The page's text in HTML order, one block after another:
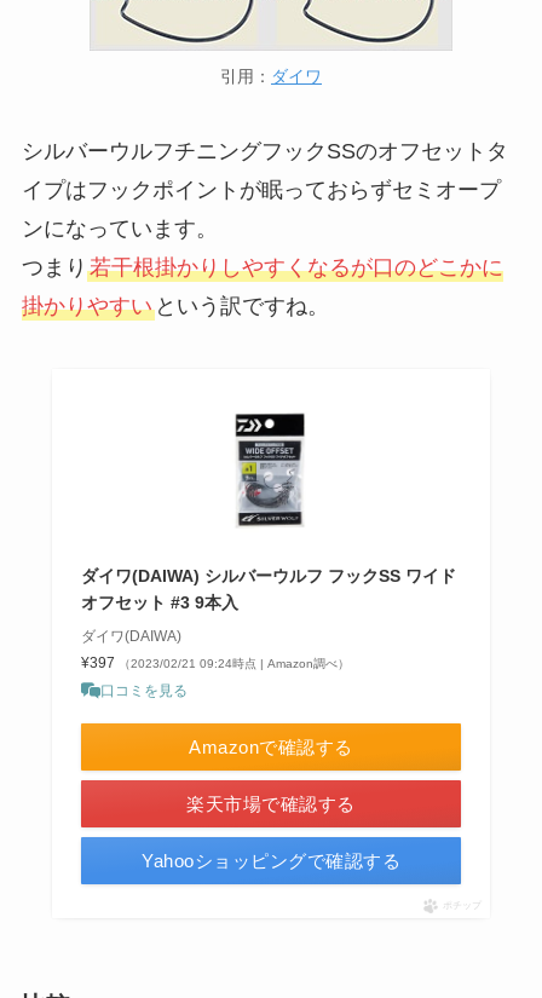
引用： ダイワ
シルバーウルフチニングフックSSのオフセットタ
イプはフックポイントが眠っておらずセミオープ
ンになっています。
つまり 若干根掛かりしやすくなるが口のどこかに
掛かりやすいという訳ですね。
ダイワ(DAIWA) シルバーウルフ フックSS ワイド
オフセット #3 9本入
ダイワ(DAIWA)
¥397
（2023/02/21 09:24時点 | Amazon調べ）
口コミを見る
Amazonで確認する
楽天市場で確認する
Yahooショッピングで確認する
ポチップ